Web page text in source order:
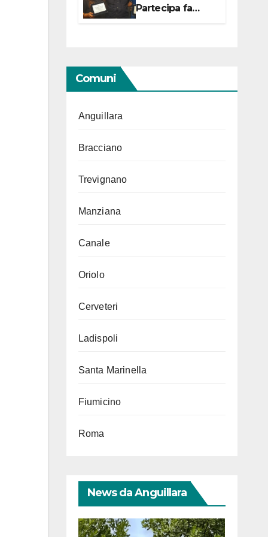
Partecipa fa
centro con due
Comuni
Anguillara
Bracciano
Trevignano
Manziana
Canale
Oriolo
Cerveteri
Ladispoli
Santa Marinella
Fiumicino
Roma
News da Anguillara